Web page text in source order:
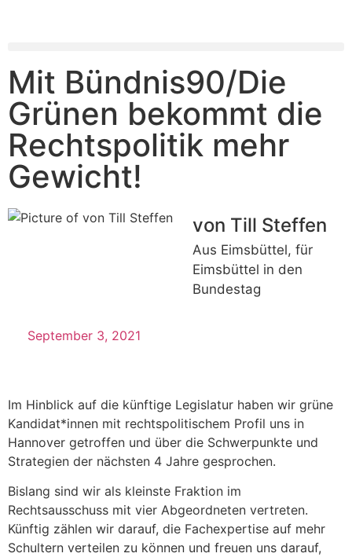
Mit Bündnis90/Die
Grünen bekommt die
Rechtspolitik mehr
Gewicht!
von Till Steffen
Aus Eimsbüttel, für
Eimsbüttel in den
Bundestag
September 3, 2021
Im Hinblick auf die künftige Legislatur haben wir grüne
Kandidat*innen mit rechtspolitischem Profil uns in
Hannover getroffen und über die Schwerpunkte und
Strategien der nächsten 4 Jahre gesprochen.
Bislang sind wir als kleinste Fraktion im
Rechtsausschuss mit vier Abgeordneten vertreten.
Künftig zählen wir darauf, die Fachexpertise auf mehr
Schultern verteilen zu können und freuen uns darauf,